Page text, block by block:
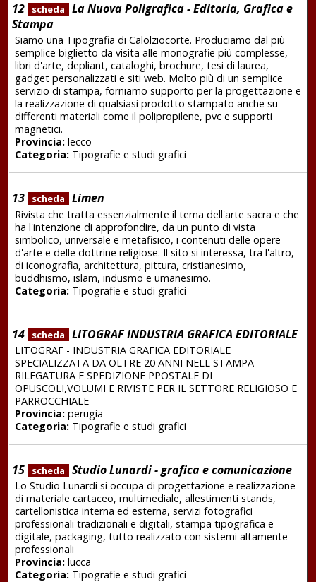
12 scheda
La Nuova Poligrafica - Editoria, Grafica e
Stampa
Siamo una Tipografia di Calolziocorte. Produciamo dal più
semplice biglietto da visita alle monografie più complesse,
libri d'arte, depliant, cataloghi, brochure, tesi di laurea,
gadget personalizzati e siti web. Molto più di un semplice
servizio di stampa, forniamo supporto per la progettazione e
la realizzazione di qualsiasi prodotto stampato anche su
differenti materiali come il polipropilene, pvc e supporti
magnetici.
Provincia:lecco
Categoria:Tipografie e studi grafici
13 scheda Limen
Rivista che tratta essenzialmente il tema dell'arte sacra e che
ha l'intenzione di approfondire, da un punto di vista
simbolico, universale e metafisico, i contenuti delle opere
d'arte e delle dottrine religiose. Il sito si interessa, tra l'altro,
di iconografia, architettura, pittura, cristianesimo,
buddhismo, islam, indusmo e umanesimo.
Categoria:Tipografie e studi grafici
14 scheda LITOGRAF INDUSTRIA GRAFICA EDITORIALE
LITOGRAF - INDUSTRIA GRAFICA EDITORIALE
SPECIALIZZATA DA OLTRE 20 ANNI NELL STAMPA
RILEGATURA E SPEDIZIONE PPOSTALE DI
OPUSCOLI,VOLUMI E RIVISTE PER IL SETTORE RELIGIOSO E
PARROCCHIALE
Provincia:perugia
Categoria:Tipografie e studi grafici
15 scheda Studio Lunardi - grafica e comunicazione
Lo Studio Lunardi si occupa di progettazione e realizzazione
di materiale cartaceo, multimediale, allestimenti stands,
cartellonistica interna ed esterna, servizi fotografici
professionali tradizionali e digitali, stampa tipografica e
digitale, packaging, tutto realizzato con sistemi altamente
professionali
Provincia:lucca
Categoria:Tipografie e studi grafici